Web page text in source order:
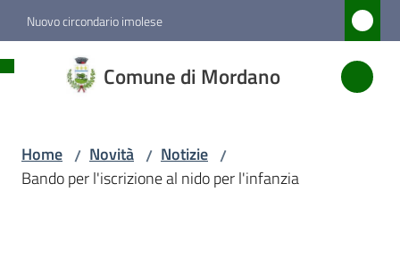
Vai al contenuto
Vai alla navigazione
Vai al footer
Nuovo circondario imolese
Comune di Mordano
di
Amministrazione
Home / Novità / Notizie /
Bando per l'iscrizione al nido per l'infanzia